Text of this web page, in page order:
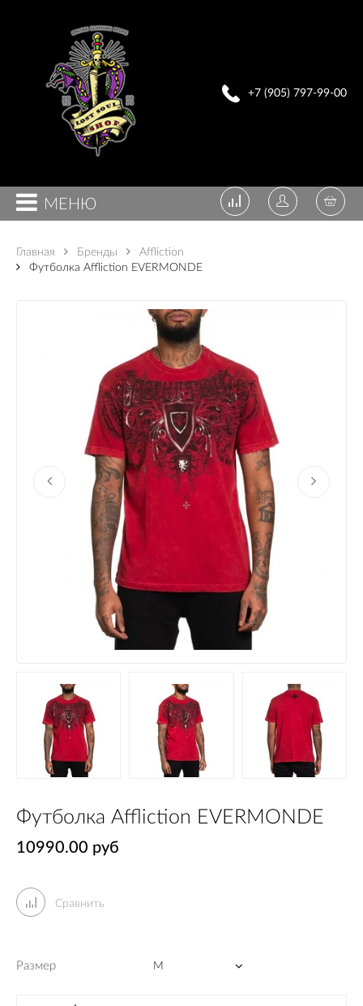
+7 (905) 797-99-00
МЕНЮ
Главная Бренды
Affliction
Футболка Affliction EVERMONDE
Футболка Affliction EVERMONDE
10990.00 руб
Сравнить
Размер